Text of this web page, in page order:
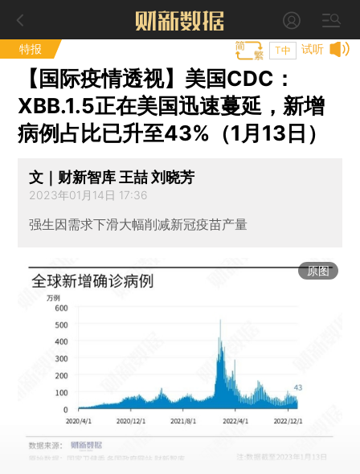
特报 试听
T中
【国际疫情透视】美国CDC：
XBB.1.5正在美国迅速蔓延，新增
病例占比已升至43%（1月13日）
文｜财新智库 王喆 刘晓芳
2023年01月14日 17:36
强生因需求下滑大幅削减新冠疫苗产量
原图